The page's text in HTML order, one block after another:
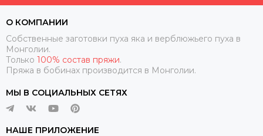
О КОМПАНИИ
Собственные заготовки пуха яка и верблюжьего пуха в
Монголии.
Только 100% состав пряжи.
Пряжа в бобинах производится в Монголии.
МЫ В СОЦИАЛЬНЫХ СЕТЯХ
НАШЕ ПРИЛОЖЕНИЕ